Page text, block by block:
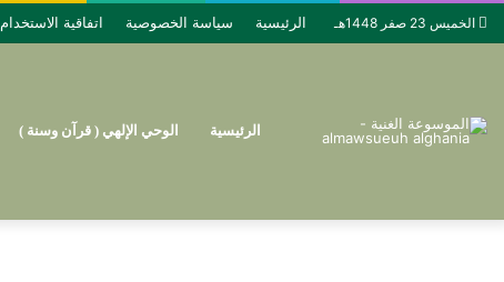
الخميس 23 صفر 1448هـ الرئيسية سياسة الخصوصية اتفاقية الاستخدام
الرئيسية الوحي الإلهي ( قرآن وسنة )